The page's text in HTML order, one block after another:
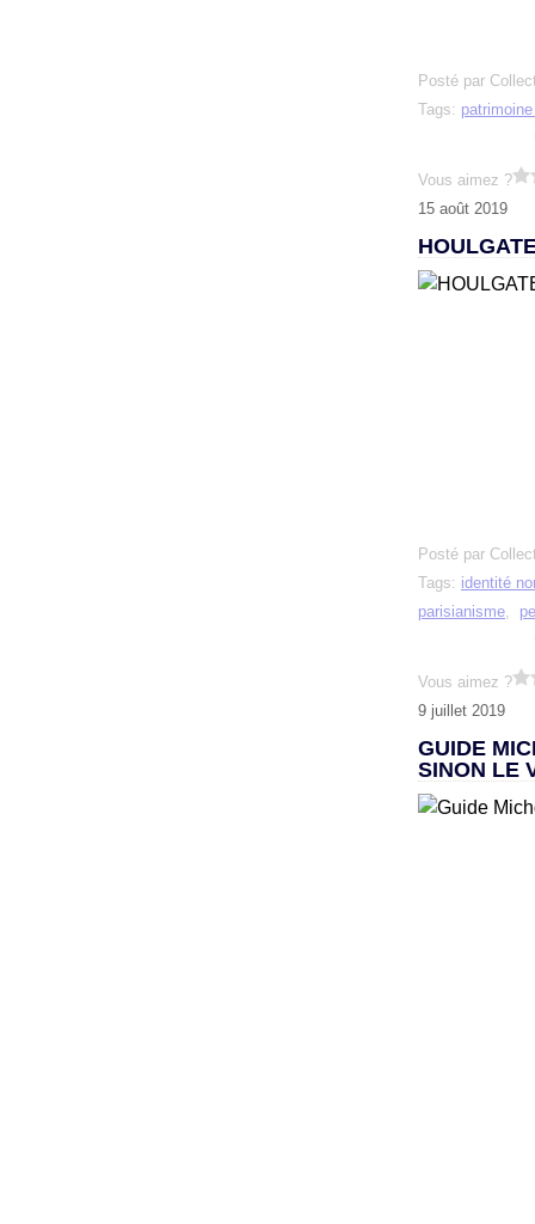
Posté par
Tags:
Vous aimez ?
15 août 2019
Posté par
Tags: identité
parisianisme,
Vous aimez ?
9 juillet 2019
GUIDE
SINON LE